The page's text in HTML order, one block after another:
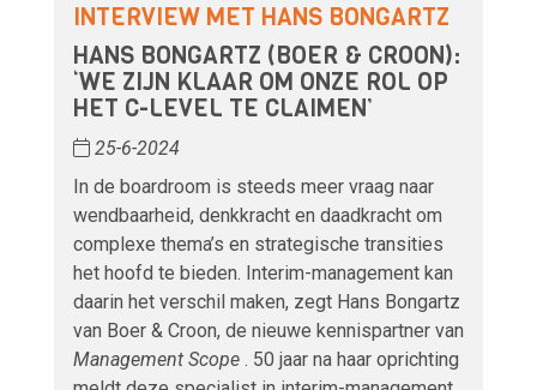
INTERVIEW MET HANS BONGARTZ
HANS BONGARTZ (BOER & CROON):
‘WE ZIJN KLAAR OM ONZE ROL OP
HET C-LEVEL TE CLAIMEN’
25-6-2024
In de boardroom is steeds meer vraag naar
wendbaarheid, denkkracht en daadkracht om
complexe thema’s en strategische transities
het hoofd te bieden. Interim-management kan
daarin het verschil maken, zegt Hans Bongartz
van Boer & Croon, de nieuwe kennispartner van
Management Scope . 50 jaar na haar oprichting